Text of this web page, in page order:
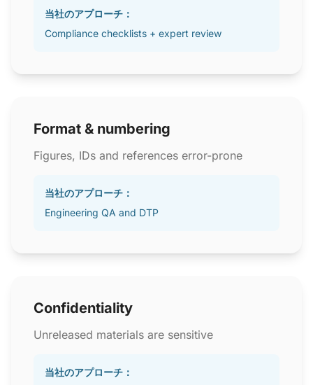
当社のアプローチ：
Compliance checklists + expert review
Format & numbering
Figures, IDs and references error-prone
当社のアプローチ：
Engineering QA and DTP
Confidentiality
Unreleased materials are sensitive
当社のアプローチ：